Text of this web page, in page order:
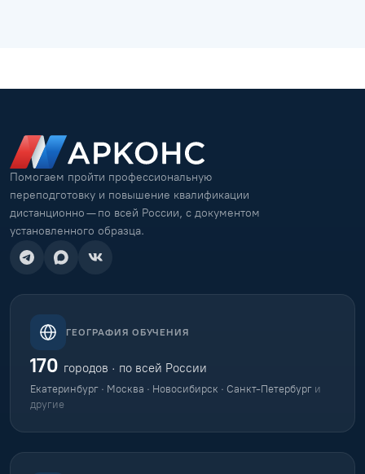
Помогаем пройти профессиональную
переподготовку и повышение квалификации
дистанционно — по всей России, с документом
установленного образца.
ГЕОГРАФИЯ ОБУЧЕНИЯ
170 городов · по всей России
Екатеринбург · Москва · Новосибирск · Санкт-Петербург и
другие